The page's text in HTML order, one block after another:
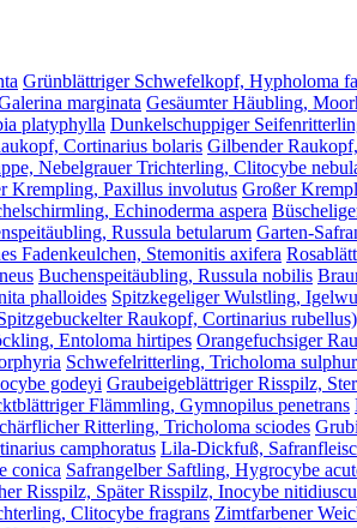
Grünblättriger Schwefelkopf, Hypholoma
marginata Gesäumter Häubling,
platyphylla Dunkelschuppiger
Cortinarius bolaris Gilbender
Nebelgrauer Trichterling, Clitocybe
Krempling, Paxillus involutus Großer
Echinoderma aspera
Russula betularum Garten-
Fadenkeulchen, Stemonitis axifera
Buchenspeitäubling, Russula nobilis
phalloides Spitzkegeliger Wulstling,
Raukopf, Cortinarius rubellus)
Entoloma hirtipes Orangefuchsiger
Schwefelritterling, Tricholoma
godeyi Graubeigeblättriger Risspilz,
Flämmling, Gymnopilus penetrans
Ritterling, Tricholoma sciodes
camphoratus Lila-Dickfuß,
conica Safrangelber Saftling, Hygrocybe
Risspilz, Später Risspilz, Inocybe
Clitocybe fragrans Zimtfarbener